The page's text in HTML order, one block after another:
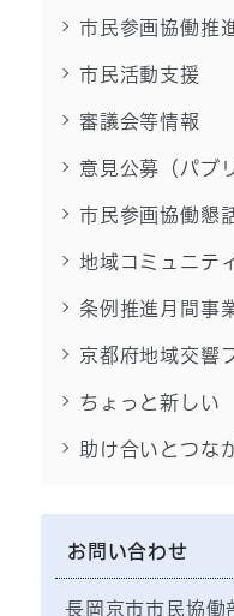
市民参画協働推
市民活動支援
審議会等情報
意見公募（パブ
市民参画協働懇
地域コミュニテ
条例推進月間事
京都府地域交響
ちょっと新し
助け合いとつな
お問い合わせ
長岡京市市民協働